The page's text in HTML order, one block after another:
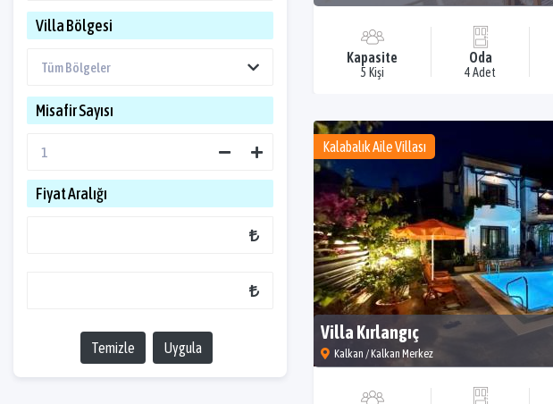
Villa Bölgesi
Misafir Sayısı
Fiyat Aralığı
Temizle Uygula
Kapasite
5 Kişi
Oda
4 Adet
Kalabalık Aile Villası
Villa Kırlangıç
Kalkan / Kalkan Merkez